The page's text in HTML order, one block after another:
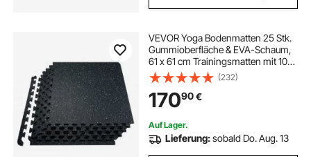
VEVOR Yoga Bodenmatten 25 Stk.
Gummioberfläche & EVA-Schaum,
61 x 61 cm Trainingsmatten mit 100
Quadratfuß Abdeckung,
ineinandergreifende
Gymnastikmatten für Fitnessstudio
Garage, Schwarz & Weiß
(232)
17090€
Auf Lager.
Lieferung:sobald Do. Aug. 13